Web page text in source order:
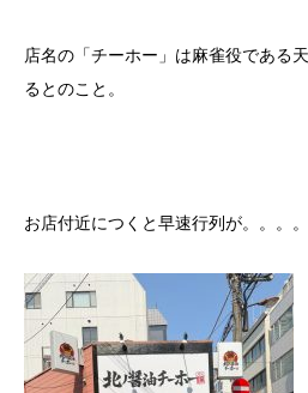
店名の「チーホー」は麻雀役である
るとのこと。
お店付近につくと早速行列が。。。。